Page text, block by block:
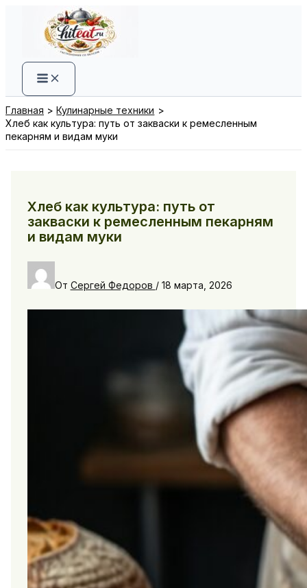
содержимому
Главная
Кулинарные техники
Хлеб как культура: путь от закваски к ремесленным
пекарням и видам муки
Хлеб как культура: путь от
закваски к ремесленным пекарням
и видам муки
От Сергей Федоров / 18 марта, 2026